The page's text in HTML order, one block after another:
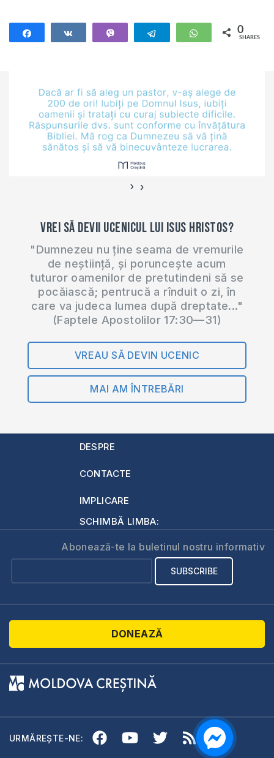
Telegram WhatsApp
0
SHARES
‹ ›
Vrei să devii ucenicul lui Isus Hristos?
"Dumnezeu nu ține seama de vremurile
de neștiință, și poruncește acum
tuturor oamenilor de pretutindeni să se
pocăiască; pentrucă a rînduit o zi, în
care va judeca lumea după dreptate..."
(Faptele Apostolilor 17:30—31)
VREAU SĂ DEVIN UCENIC
MAI AM ÎNTREBĂRI
DESPRE
CONTACTE
IMPLICARE
SCHIMBĂ LIMBA:
Abonează-te la buletinul nostru informativ
DONEAZĂ
URMĂREȘTE-NE: